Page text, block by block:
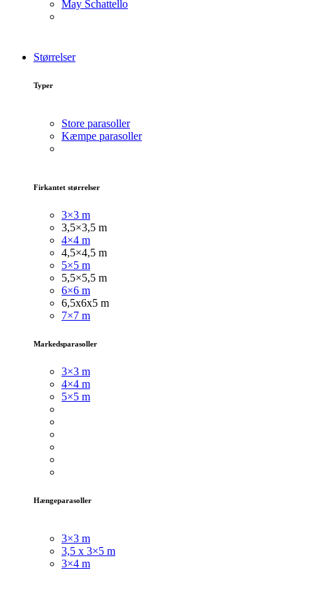
May Schattello
Størrelser
Typer
Store parasoller
Kæmpe parasoller
Firkantet størrelser
3×3 m
3,5×3,5 m
4×4 m
4,5×4,5 m
5×5 m
5,5×5,5 m
6×6 m
6,5x6x5 m
7×7 m
Markedsparasoller
3×3 m
4×4 m
5×5 m
Hængeparasoller
3×3 m
3,5 x 3×5 m
3×4 m